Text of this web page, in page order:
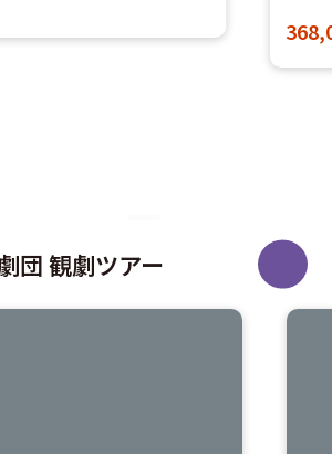
円
団 観劇ツアー